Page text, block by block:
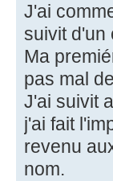
J'ai
suivit d'un
Ma
pas mal
J'ai suivit
j'ai fait
revenu
nom.